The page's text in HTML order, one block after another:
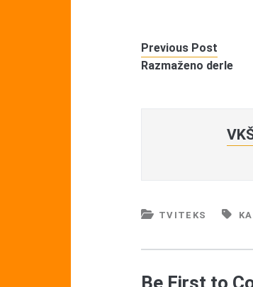
Previous Post
Razmaženo derle
TVITEKS